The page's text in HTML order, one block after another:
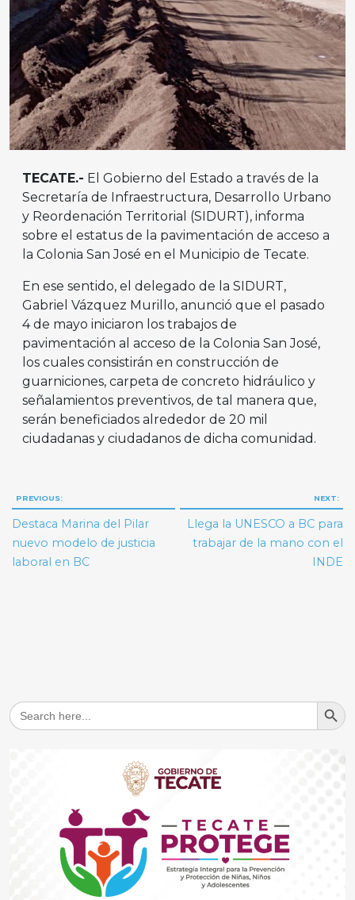
TECATE.- El Gobierno del Estado a través de la
Secretaría de Infraestructura, Desarrollo Urbano
y Reordenación Territorial (SIDURT), informa
sobre el estatus de la pavimentación de acceso a
la Colonia San José en el Municipio de Tecate.
En ese sentido, el delegado de la SIDURT,
Gabriel Vázquez Murillo, anunció que el pasado
4 de mayo iniciaron los trabajos de
pavimentación al acceso de la Colonia San José,
los cuales consistirán en construcción de
guarniciones, carpeta de concreto hidráulico y
señalamientos preventivos, de tal manera que,
serán beneficiados alrededor de 20 mil
ciudadanas y ciudadanos de dicha comunidad.
Navegación
de
entradas
PREVIOUS:
Destaca Marina del Pilar
nuevo modelo de justicia
laboral en BC
NEXT:
Llega la UNESCO a BC para
trabajar de la mano con el
INDE
Search
for:
Search